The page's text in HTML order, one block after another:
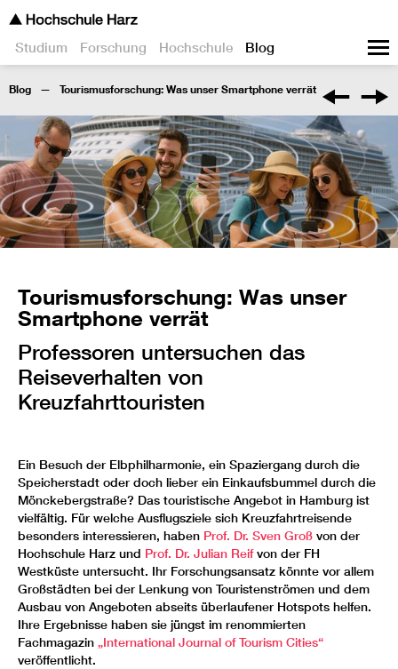
Studium Forschung Hochschule Blog
Blog Tourismusforschung: Was unser Smartphone verrät
Tourismusforschung: Was unser
Smartphone verrät
Professoren untersuchen das
Reiseverhalten von
Kreuzfahrttouristen
Ein Besuch der Elbphilharmonie, ein Spaziergang durch die
Speicherstadt oder doch lieber ein Einkaufsbummel durch die
Mönckebergstraße? Das touristische Angebot in Hamburg ist
vielfältig. Für welche Ausflugsziele sich Kreuzfahrtreisende
besonders interessieren, haben Prof. Dr. Sven Groß von der
Hochschule Harz und Prof. Dr. Julian Reifvon der FH
Westküste untersucht. Ihr Forschungsansatz könnte vor allem
Großstädten bei der Lenkung von Touristenströmen und dem
Ausbau von Angeboten abseits überlaufener Hotspots helfen.
Ihre Ergebnisse haben sie jüngst im renommierten
Fachmagazin „International Journal of Tourism Cities“
veröffentlicht.